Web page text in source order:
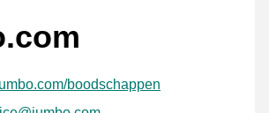
verificate
boodschappen